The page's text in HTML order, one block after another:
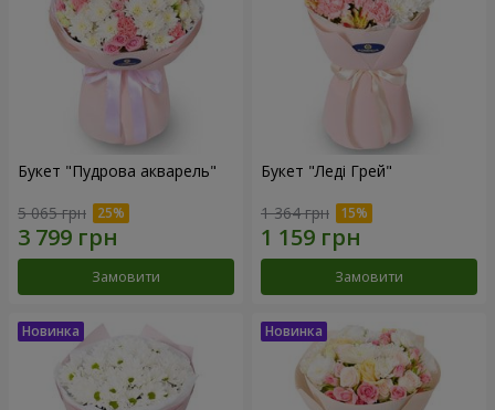
Букет "Пудрова акварель"
5 065 грн
Замовити
Букет "Леді Грей"
1 364 грн
Замовити